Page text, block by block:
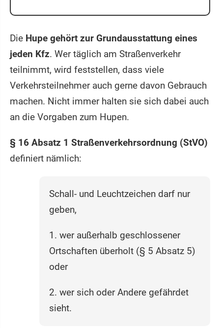
Die Hupe gehört zur Grundausstattung eines
jeden Kfz. Wer täglich am Straßenverkehr
teilnimmt, wird feststellen, dass viele
Verkehrsteilnehmer auch gerne davon Gebrauch
machen. Nicht immer halten sie sich dabei auch
an die Vorgaben zum Hupen.
§ 16 Absatz 1 Straßenverkehrsordnung (StVO)
definiert nämlich:
Schall- und Leuchtzeichen darf nur
geben,
1. wer außerhalb geschlossener
Ortschaften überholt (§ 5 Absatz 5)
oder
2. wer sich oder Andere gefährdet
sieht.